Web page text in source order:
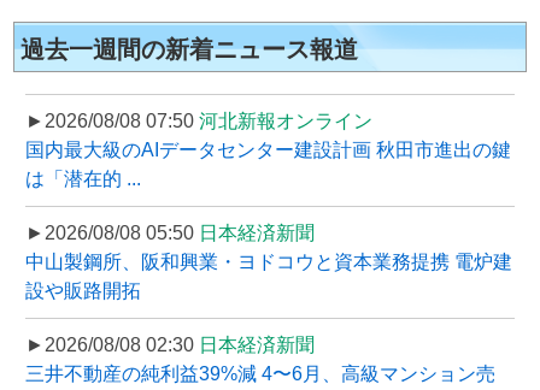
過去一週間の新着ニュース報道
►2026/08/08 07:50 河北新報オンライン
国内最大級のAIデータセンター建設計画 秋田市進出の鍵
は「潜在的 ...
►2026/08/08 05:50 日本経済新聞
中山製鋼所、阪和興業・ヨドコウと資本業務提携 電炉建
設や販路開拓
►2026/08/08 02:30 日本経済新聞
三井不動産の純利益39%減 4〜6月、高級マンション売